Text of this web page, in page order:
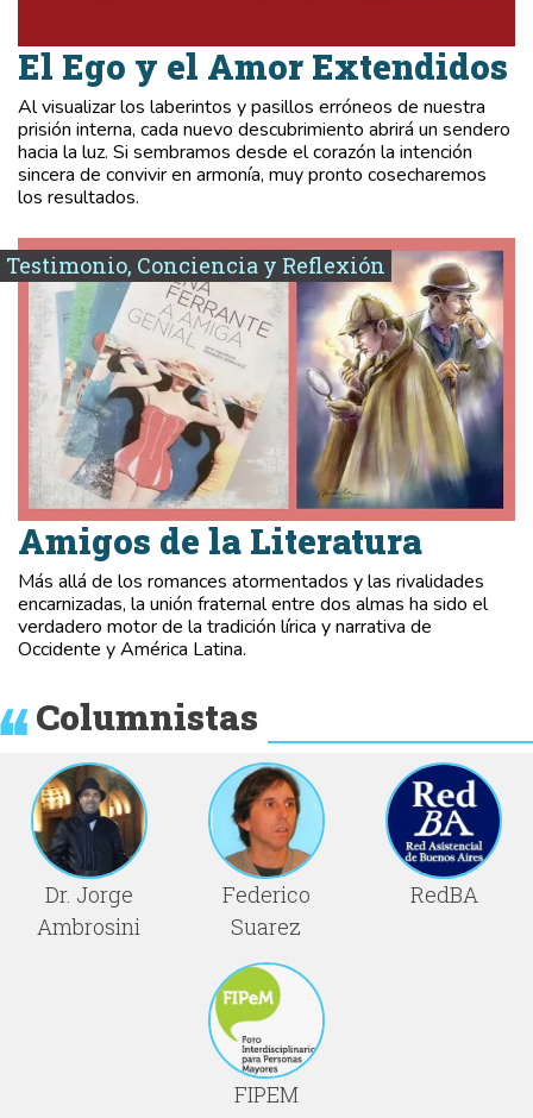
El Ego y el Amor Extendidos
Al visualizar los laberintos y pasillos erróneos de nuestra
prisión interna, cada nuevo descubrimiento abrirá un sendero
hacia la luz. Si sembramos desde el corazón la intención
sincera de convivir en armonía, muy pronto cosecharemos
los resultados.
Testimonio, Conciencia y Reflexión
Amigos de la Literatura
Más allá de los romances atormentados y las rivalidades
encarnizadas, la unión fraternal entre dos almas ha sido el
verdadero motor de la tradición lírica y narrativa de
Occidente y América Latina.
Columnistas
Dr. Jorge
Ambrosini
Federico
Suarez
RedBA
FIPEM